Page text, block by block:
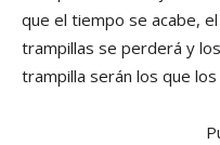
que el tiempo se acabe,
trampillas se perderá y
trampilla serán los que